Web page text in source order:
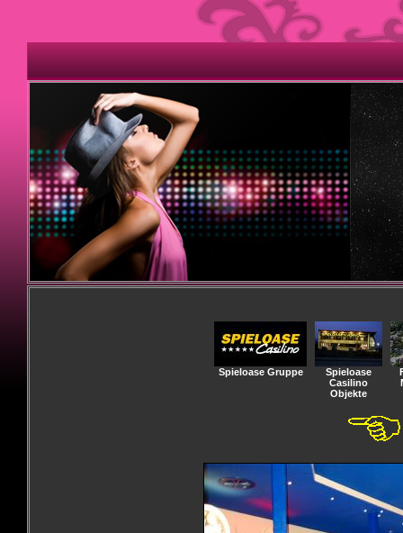
Spieloase Gruppe
Spieloase
Casilino
Objekte